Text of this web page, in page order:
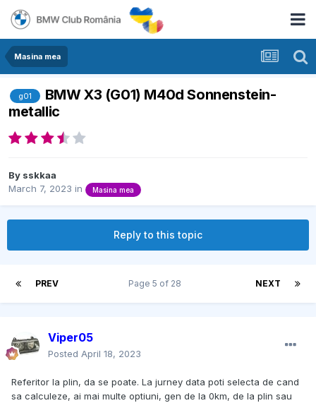
Masina mea
g01
BMW X3 (G01) M40d Sonnenstein-
metallic
By sskkaa
March 7, 2023 in Masina mea
Reply to this topic
PREV NEXT
Page 5 of 28
Viper05
Posted April 18, 2023
Referitor la plin, da se poate. La jurney data poti selecta de cand
sa calculeze, ai mai multe optiuni, gen de la 0km, de la plin sau